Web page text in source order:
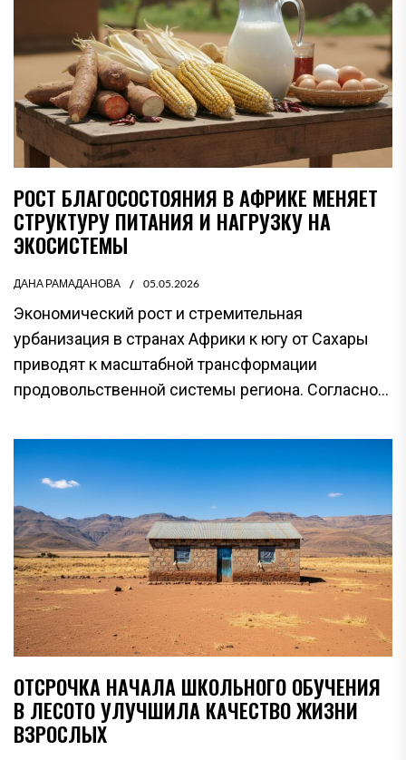
РОСТ БЛАГОСОСТОЯНИЯ В АФРИКЕ МЕНЯЕТ
СТРУКТУРУ ПИТАНИЯ И НАГРУЗКУ НА
ЭКОСИСТЕМЫ
ДАНА РАМАДАНОВА 05.05.2026
Экономический рост и стремительная
урбанизация в странах Африки к югу от Сахары
приводят к масштабной трансформации
продовольственной системы региона. Согласно...
ОТСРОЧКА НАЧАЛА ШКОЛЬНОГО ОБУЧЕНИЯ
В ЛЕСОТО УЛУЧШИЛА КАЧЕСТВО ЖИЗНИ
ВЗРОСЛЫХ